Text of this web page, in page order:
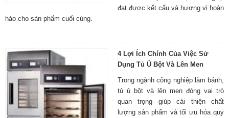
đạt được kết cấu và hương vị hoàn
hảo cho sản phẩm cuối cùng.
4 Lợi Ích Chính Của Việc Sử
Dụng Tủ Ủ Bột Và Lên Men
Trong ngành công nghiệp làm bánh,
tủ ủ bột và lên men đóng vai trò
quan trọng giúp cải thiện chất
lượng sản phẩm và tối ưu hóa quy